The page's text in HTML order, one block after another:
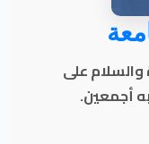
والسلام على
أجمعين.